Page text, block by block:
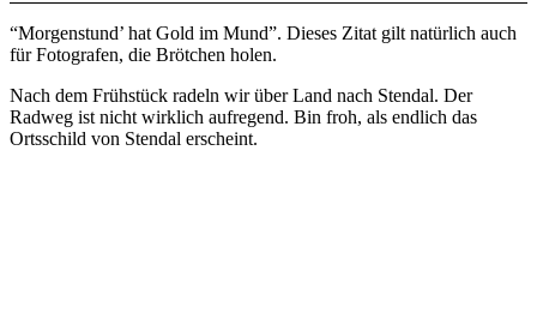
“Morgenstund’ hat Gold im Mund”. Dieses Zitat gilt natürlich auch
für Fotografen, die Brötchen holen.
Nach dem Frühstück radeln wir über Land nach Stendal. Der
Radweg ist nicht wirklich aufregend. Bin froh, als endlich das
Ortsschild von Stendal erscheint.